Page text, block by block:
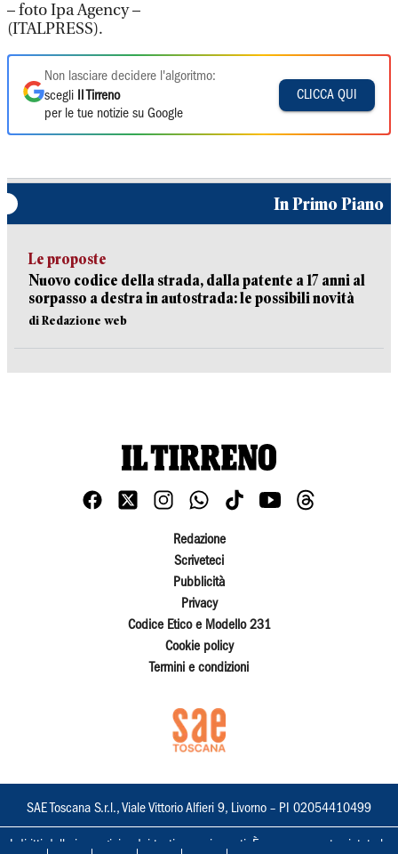
– foto Ipa Agency –
(ITALPRESS).
Non lasciare decidere l'algoritmo:
scegli
Il Tirreno
per le tue notizie su Google
CLICCA QUI
In Primo Piano
Le proposte
Nuovo codice della strada, dalla patente a 17 anni al
sorpasso a destra in autostrada: le possibili novità
di Redazione web
Redazione
Scriveteci
Pubblicità
Privacy
Codice Etico e Modello 231
Cookie policy
Termini e condizioni
SAE Toscana S.r.l., Viale Vittorio Alfieri 9, Livorno – PI 02054410499
I diritti delle immagini e dei testi sono riservati. È espressamente vietata la